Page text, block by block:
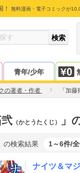
！ 無料漫画・電子コミックが
青年/少年
の著者・作者 「加
弐 （かとうたくじ） 」
の検索結果 1～6件/
ナイツ＆マ